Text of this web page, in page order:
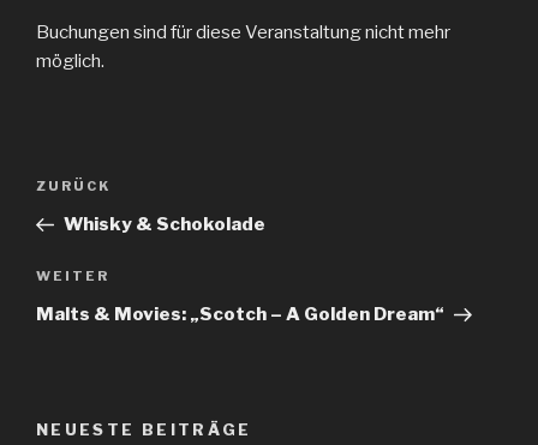
Buchungen sind für diese Veranstaltung nicht mehr
möglich.
Beitragsnavigation
Vorheriger
Beitrag
ZURÜCK
Whisky & Schokolade
Nächster
Beitrag
WEITER
Malts & Movies: „Scotch – A Golden Dream“
NEUESTE BEITRÄGE